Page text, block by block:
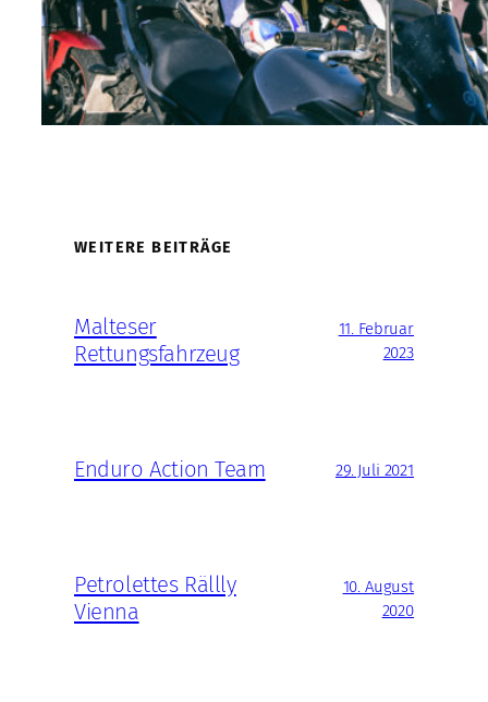
WEITERE BEITRÄGE
Malteser
Rettungsfahrzeug
11. Februar
2023
Enduro Action Team 29. Juli 2021
Petrolettes Rällly
Vienna
10. August
2020